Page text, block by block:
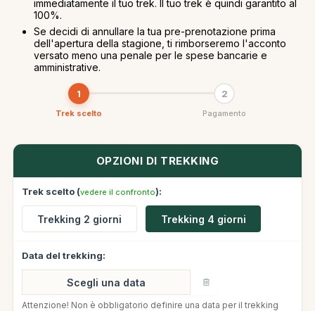
immediatamente il tuo trek. Il tuo trek è quindi garantito al
100%.
Se decidi di annullare la tua pre-prenotazione prima
dell'apertura della stagione, ti rimborseremo l'acconto
versato meno una penale per le spese bancarie e
amministrative.
Trek scelto Pagamento
OPZIONI DI TREKKING
Trek scelto (vedere il confronto):
Trekking 2 giorni Trekking 4 giorni
Data del trekking:
Attenzione! Non è obbligatorio definire una data per il trekking